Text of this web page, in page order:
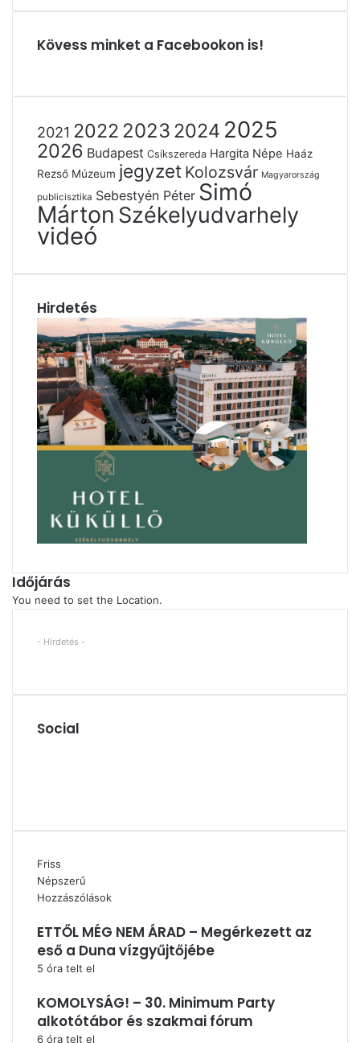
Kövess minket a Facebookon is!
2021 2022 2023 2024 2025
2026 Budapest Csíkszereda Hargita Népe Haáz
Rezső Múzeum jegyzet Kolozsvár Magyarország
publicisztika Sebestyén Péter Simó
Márton Székelyudvarhely
videó
Hirdetés
Időjárás
You need to set the Location.
- Hirdetés -
Social
Friss
Népszerű
Hozzászólások
ETTŐL MÉG NEM ÁRAD – Megérkezett az
eső a Duna vízgyűjtőjébe
5 óra telt el
KOMOLYSÁG! – 30. Minimum Party
alkotótábor és szakmai fórum
6 óra telt el